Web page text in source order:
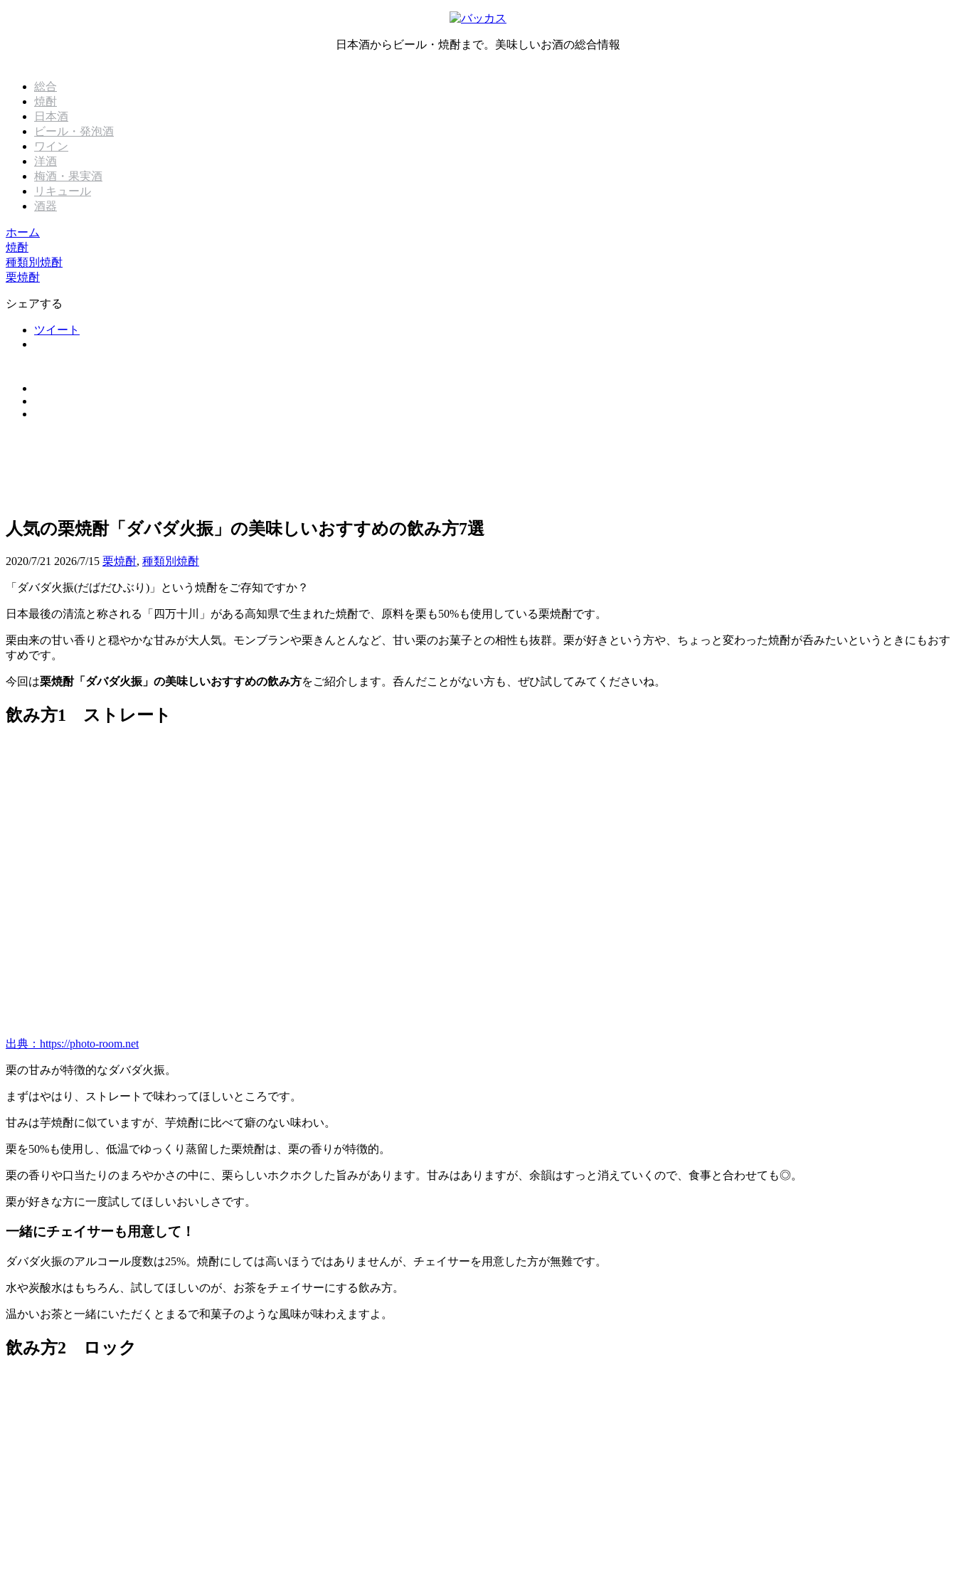
日本酒からビール・焼酎まで。美味しいお酒の総合情報
総合
焼酎
日本酒
ビール・発泡酒
ワイン
洋酒
梅酒・果実酒
リキュール
酒器
ホーム
焼酎
種類別焼酎
栗焼酎
シェアする
ツイート
人気の栗焼酎「ダバダ火振」の美味しいおすすめの飲み方7選
2020/7/21 2026/7/15 栗焼酎, 種類別焼酎
「ダバダ火振(だばだひぶり)」という焼酎をご存知ですか？
日本最後の清流と称される「四万十川」がある高知県で生まれた焼酎で、原料を栗も50%も使用している栗焼酎です。
栗由来の甘い香りと穏やかな甘みが大人気。モンブランや栗きんとんなど、甘い栗のお菓子との相性も抜群。栗が好きという方や、ちょっと変わった焼酎が呑みたいというときにもおす
すめです。
今回は栗焼酎「ダバダ火振」の美味しいおすすめの飲み方をご紹介します。呑んだことがない方も、ぜひ試してみてくださいね。
飲み方1 ストレート
出典：https://photo-room.net
栗の甘みが特徴的なダバダ火振。
まずはやはり、ストレートで味わってほしいところです。
甘みは芋焼酎に似ていますが、芋焼酎に比べて癖のない味わい。
栗を50%も使用し、低温でゆっくり蒸留した栗焼酎は、栗の香りが特徴的。
栗の香りや口当たりのまろやかさの中に、栗らしいホクホクした旨みがあります。甘みはありますが、余韻はすっと消えていくので、食事と合わせても◎。
栗が好きな方に一度試してほしいおいしさです。
一緒にチェイサーも用意して！
ダバダ火振のアルコール度数は25%。焼酎にしては高いほうではありませんが、チェイサーを用意した方が無難です。
水や炭酸水はもちろん、試してほしいのが、お茶をチェイサーにする飲み方。
温かいお茶と一緒にいただくとまるで和菓子のような風味が味わえますよ。
飲み方2 ロック